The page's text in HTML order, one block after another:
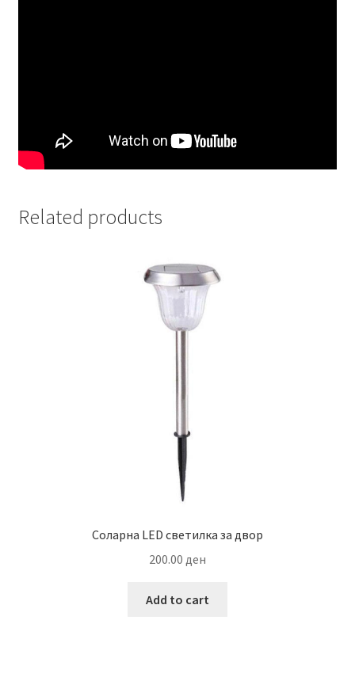
Related products
Соларна LED светилка за двор
200.00 ден
Add to cart